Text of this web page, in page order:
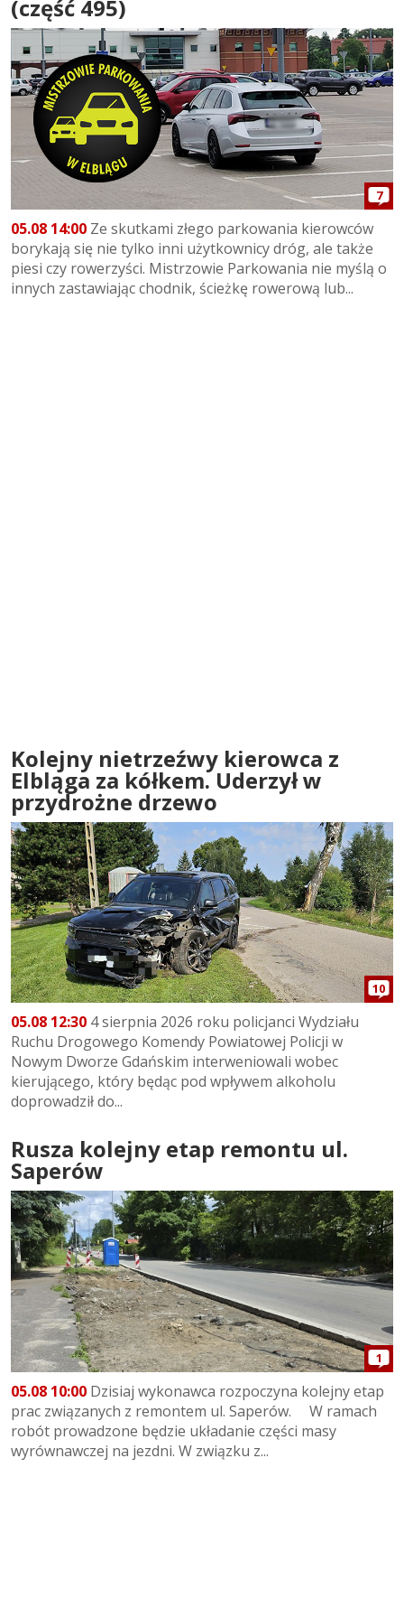
(część 495)
7
05.08 14:00 Ze skutkami złego parkowania kierowców
borykają się nie tylko inni użytkownicy dróg, ale także
piesi czy rowerzyści. Mistrzowie Parkowania nie myślą o
innych zastawiając chodnik, ścieżkę rowerową lub...
Kolejny nietrzeźwy kierowca z
Elbląga za kółkem. Uderzył w
przydrożne drzewo
10
05.08 12:30 4 sierpnia 2026 roku policjanci Wydziału
Ruchu Drogowego Komendy Powiatowej Policji w
Nowym Dworze Gdańskim interweniowali wobec
kierującego, który będąc pod wpływem alkoholu
doprowadził do...
Rusza kolejny etap remontu ul.
Saperów
1
05.08 10:00 Dzisiaj wykonawca rozpoczyna kolejny etap
prac związanych z remontem ul. Saperów. W ramach
robót prowadzone będzie układanie części masy
wyrównawczej na jezdni. W związku z...